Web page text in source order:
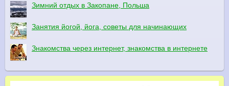
Зимний отдых в Закопане, Польша
Занятия йогой, йога, советы для начинающих
Знакомства через интернет, знакомства в интернете